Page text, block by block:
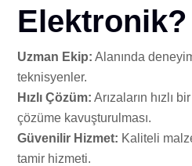
Elektronik?
Uzman Ekip: Alanında
teknisyenler.
Hızlı Çözüm: Arızaların hızlı
çözüme kavuşturulması.
Güvenilir Hizmet: Kaliteli
tamir hizmeti.